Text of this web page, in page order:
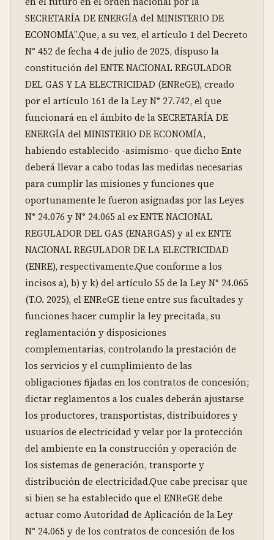
SECRETARÍA DE ENERGÍA del MINISTERIO DE
ECONOMÍA”.Que, a su vez, el artículo 1 del Decreto
N° 452 de fecha 4 de julio de 2025, dispuso la
constitución del ENTE NACIONAL REGULADOR
DEL GAS Y LA ELECTRICIDAD (ENReGE), creado
por el artículo 161 de la Ley N° 27.742, el que
funcionará en el ámbito de la SECRETARÍA DE
ENERGÍA del MINISTERIO DE ECONOMÍA,
habiendo establecido -asimismo- que dicho Ente
deberá llevar a cabo todas las medidas necesarias
para cumplir las misiones y funciones que
oportunamente le fueron asignadas por las Leyes
N° 24.076 y N° 24.065 al ex ENTE NACIONAL
REGULADOR DEL GAS (ENARGAS) y al ex ENTE
NACIONAL REGULADOR DE LA ELECTRICIDAD
(ENRE), respectivamente.Que conforme a los
incisos a), b) y k) del artículo 55 de la Ley N° 24.065
(T.O. 2025), el ENReGE tiene entre sus facultades y
funciones hacer cumplir la ley precitada, su
reglamentación y disposiciones
complementarias, controlando la prestación de
los servicios y el cumplimiento de las
obligaciones fijadas en los contratos de concesión;
dictar reglamentos a los cuales deberán ajustarse
los productores, transportistas, distribuidores y
usuarios de electricidad y velar por la protección
del ambiente en la construcción y operación de
los sistemas de generación, transporte y
distribución de electricidad.Que cabe precisar que
si bien se ha establecido que el ENReGE debe
actuar como Autoridad de Aplicación de la Ley
N° 24.065 y de los contratos de concesión de los